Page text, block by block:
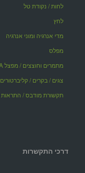
לחות / נקודת טל
לחץ
מדי אנרגיה ומוני אנרגיה
מפלס
מתמרים וחוצצים / מפצל 4-20mA
צגים / בקרים / קליברטורים
תקשורת מודבס / התראות SMS / מתאמי תקשורת אלחוטי ורשת
דרכי התקשרות